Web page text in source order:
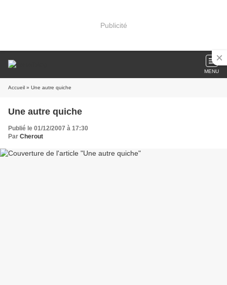
Publicité
MENU
Accueil » Une autre quiche
Une autre quiche
Publié le 01/12/2007 à 17:30
Par Cherout